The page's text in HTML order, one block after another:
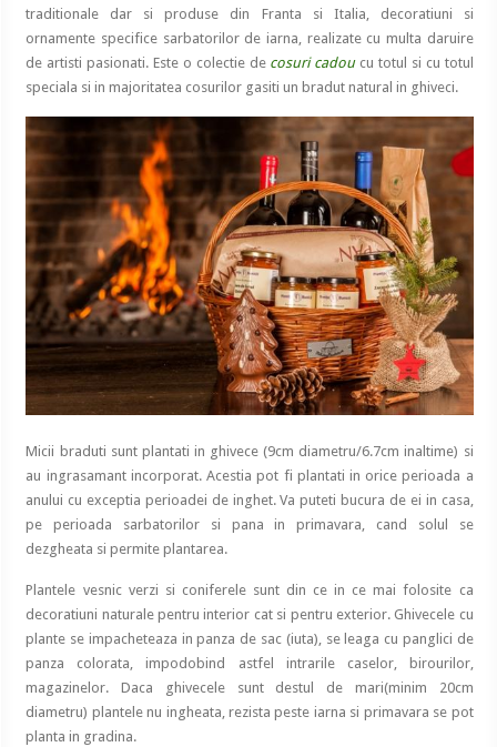
traditionale dar si produse din Franta si Italia, decoratiuni si
ornamente specifice sarbatorilor de iarna, realizate cu multa daruire
de artisti pasionati. Este o colectie de cosuri cadou cu totul si cu totul
speciala si in majoritatea cosurilor gasiti un bradut natural in ghiveci.
Micii braduti sunt plantati in ghivece (9cm diametru/6.7cm inaltime) si
au ingrasamant incorporat. Acestia pot fi plantati in orice perioada a
anului cu exceptia perioadei de inghet. Va puteti bucura de ei in casa,
pe perioada sarbatorilor si pana in primavara, cand solul se
dezgheata si permite plantarea.
Plantele vesnic verzi si coniferele sunt din ce in ce mai folosite ca
decoratiuni naturale pentru interior cat si pentru exterior. Ghivecele cu
plante se impacheteaza in panza de sac (iuta), se leaga cu panglici de
panza colorata, impodobind astfel intrarile caselor, birourilor,
magazinelor. Daca ghivecele sunt destul de mari(minim 20cm
diametru) plantele nu ingheata, rezista peste iarna si primavara se pot
planta in gradina.